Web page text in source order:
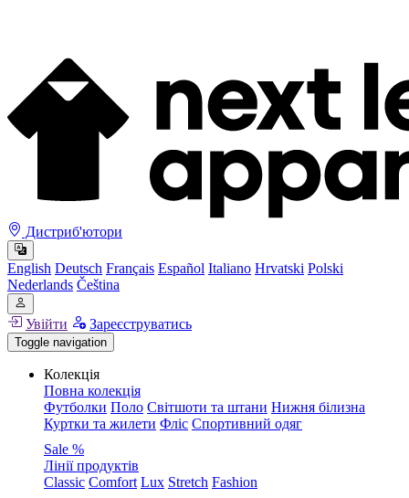
Дистриб'ютори
English Deutsch Français Español Italiano Hrvatski Polski
Nederlands Čeština
Увійти Зареєструватись
Toggle navigation
Колекція
Повна колекція
Футболки Поло Світшоти та штани Нижня білизна
Куртки та жилети Фліс Спортивний одяг
Sale %
Лінії продуктів
Classic Comfort Lux Stretch Fashion